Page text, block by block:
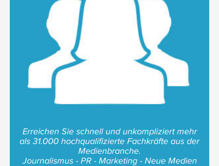
Erreichen Sie schnell und unkompliziert mehr
als 31.000 hochqualifizierte Fachkräfte aus der
Medienbranche.
Journalismus - PR - Marketing - Neue Medien